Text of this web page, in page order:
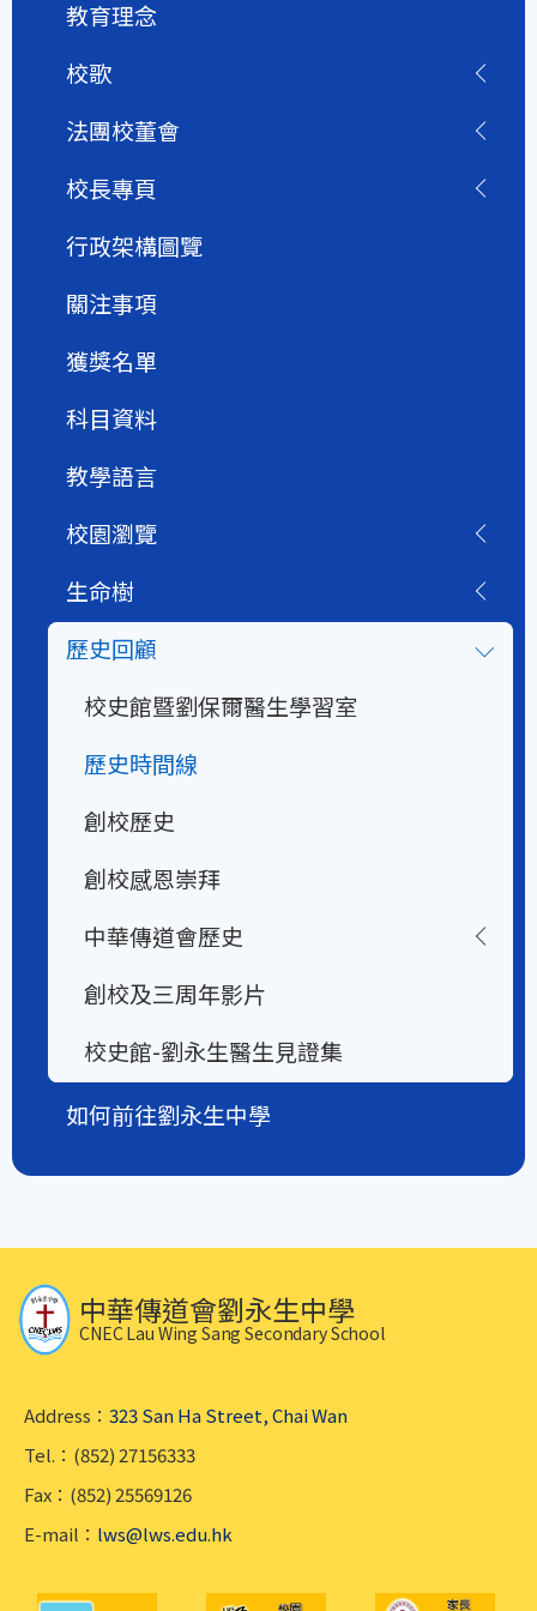
教育理念
校歌
法團校董會
校長專頁
行政架構圖覽
關注事項
獲獎名單
科目資料
教學語言
校園瀏覽
生命樹
歷史回顧
校史館暨劉保爾醫生學習室
歷史時間線
創校歷史
創校感恩崇拜
中華傳道會歷史
創校及三周年影片
校史館-劉永生醫生見證集
如何前往劉永生中學
中華傳道會劉永生中學
CNEC Lau Wing Sang Secondary School
Address： 323 San Ha Street, Chai Wan
Tel.：(852) 27156333
Fax：(852) 25569126
E-mail： lws@lws.edu.hk